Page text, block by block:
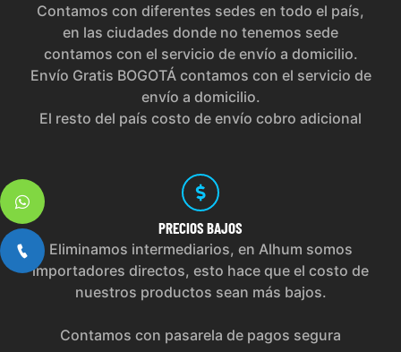
Contamos con diferentes sedes en todo el país,
en las ciudades donde no tenemos sede
contamos con el servicio de envío a domicilio.
Envío Gratis BOGOTÁ contamos con el servicio de
envío a domicilio.
El resto del país costo de envío cobro adicional
PRECIOS BAJOS
Eliminamos intermediarios, en Alhum somos
importadores directos, esto hace que el costo de
nuestros productos sean más bajos.
Contamos con pasarela de pagos segura